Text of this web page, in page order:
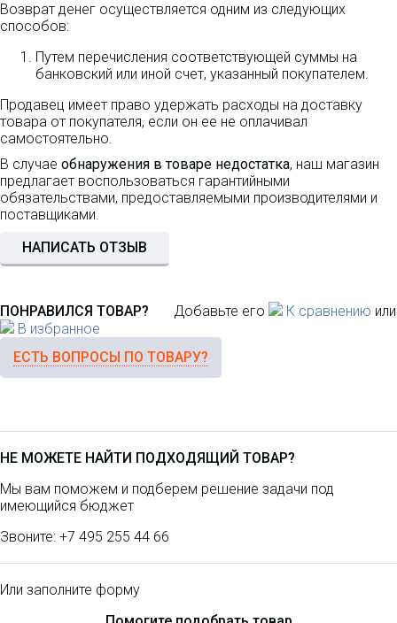
Возврат денег осуществляется одним из следующих
способов:
Путем перечисления соответствующей суммы на
банковский или иной счет, указанный покупателем.
Продавец имеет право удержать расходы на доставку
товара от покупателя, если он ее не оплачивал
самостоятельно.
В случае обнаружения в товаре недостатка, наш магазин
предлагает воспользоваться гарантийными
обязательствами, предоставляемыми производителями и
поставщиками.
НАПИСАТЬ ОТЗЫВ
ПОНРАВИЛСЯ ТОВАР? Добавьте его К сравнению или
В избранное
ЕСТЬ ВОПРОСЫ ПО ТОВАРУ?
НЕ МОЖЕТЕ НАЙТИ ПОДХОДЯЩИЙ ТОВАР?
Мы вам поможем и подберем решение задачи под
имеющийся бюджет
Звоните: +7 495 255 44 66
Или заполните форму